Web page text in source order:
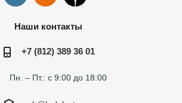
Наши контакты
+7 (812) 389 36 01
Пн. – Пт.: с 9:00 до 18:00